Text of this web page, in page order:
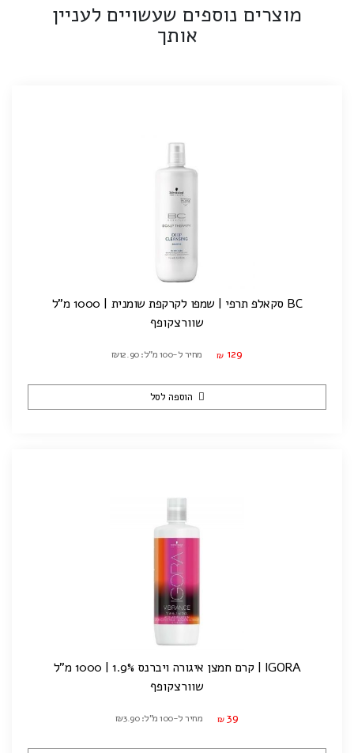
מוצרים נוספים שעשויים לעניין
אותך
BC סקאלפ תרפי | שמפו לקרקפת שומנית | 1000 מ"ל
שוורצקופף
₪ 129 מחיר ל-100 מ"ל: ₪12.90
הוספה לסל
IGORA | קרם חמצן איגורה ויברנס 1.9% | 1000 מ"ל
שוורצקופף
₪ 39 מחיר ל-100 מ"ל: ₪3.90